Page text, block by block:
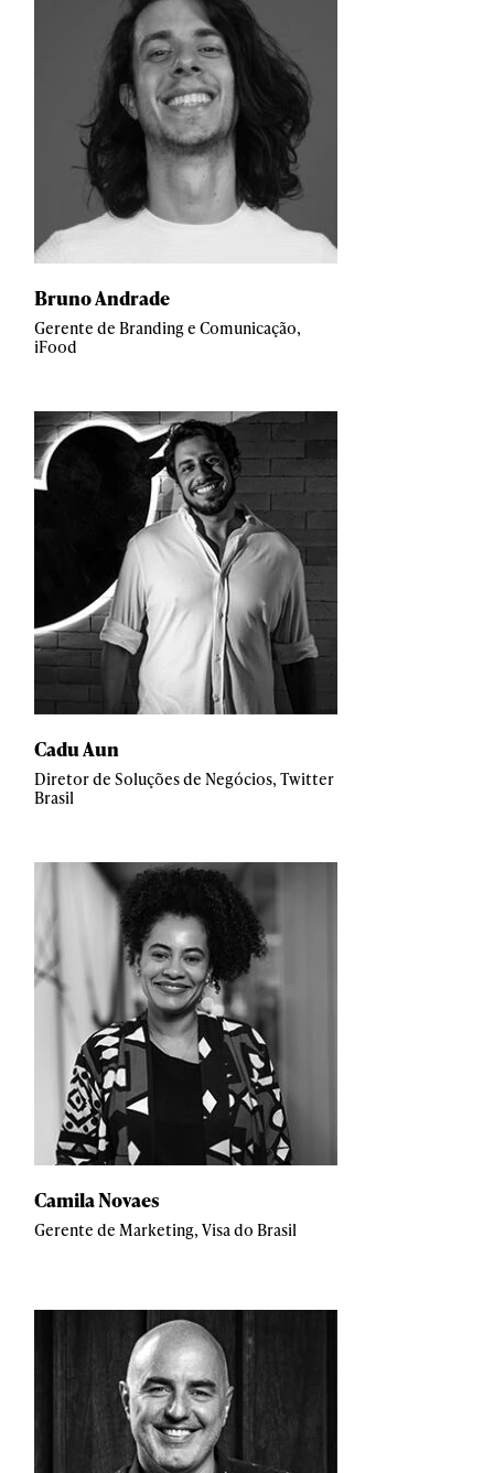
Bruno Andrade
Gerente de Branding e Comunicação,
iFood
Cadu Aun
Diretor de Soluções de Negócios, Twitter
Brasil
Camila Novaes
Gerente de Marketing, Visa do Brasil